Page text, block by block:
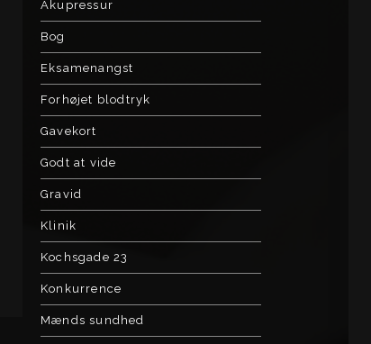
Akupressur
Bog
Eksamenangst
Forhøjet blodtryk
Gavekort
Godt at vide
Gravid
Klinik
Kochsgade 23
Konkurrence
Mænds sundhed